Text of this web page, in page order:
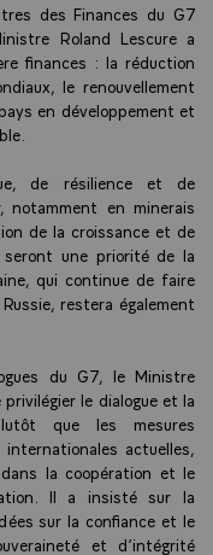
des Finances du G7
Roland Lescure a
finances : la réduction
le renouvellement
en développement et
de résilience et de
notamment en minerais
de la croissance et de
seront une priorité de la
qui continue de faire
restera également
du G7, le Ministre
le dialogue et la
que les mesures
actuelles,
la coopération et le
Il a insisté sur la
sur la confiance et le
et d’intégrité